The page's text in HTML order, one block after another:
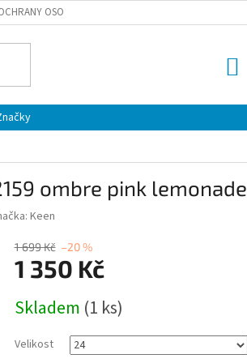
OSOBNÍCH ÚDAJŮ
ombre pink lemonade
Keen
1 699 Kč –20 %
1 350 Kč
cena:
Skladem (1 ks)
Velikost